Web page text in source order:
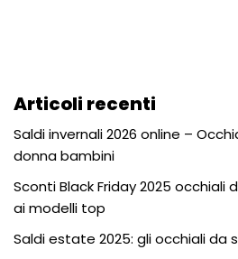
Articoli recenti
Saldi invernali 2026 online –
donna bambini
Sconti Black Friday 2025 occhiali
ai modelli top
Saldi estate 2025: gli occhiali da